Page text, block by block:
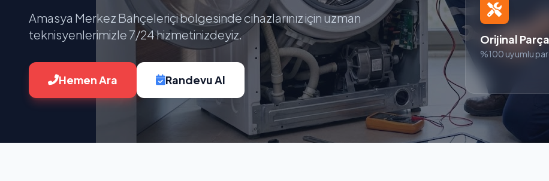
Amasya Merkez Bahçeleriçi bölgesinde cihazlarınız için uzman
teknisyenlerimizle 7/24 hizmetinizdeyiz.
Hemen Ara Randevu Al
Orijinal Parça
%100 uyumlu